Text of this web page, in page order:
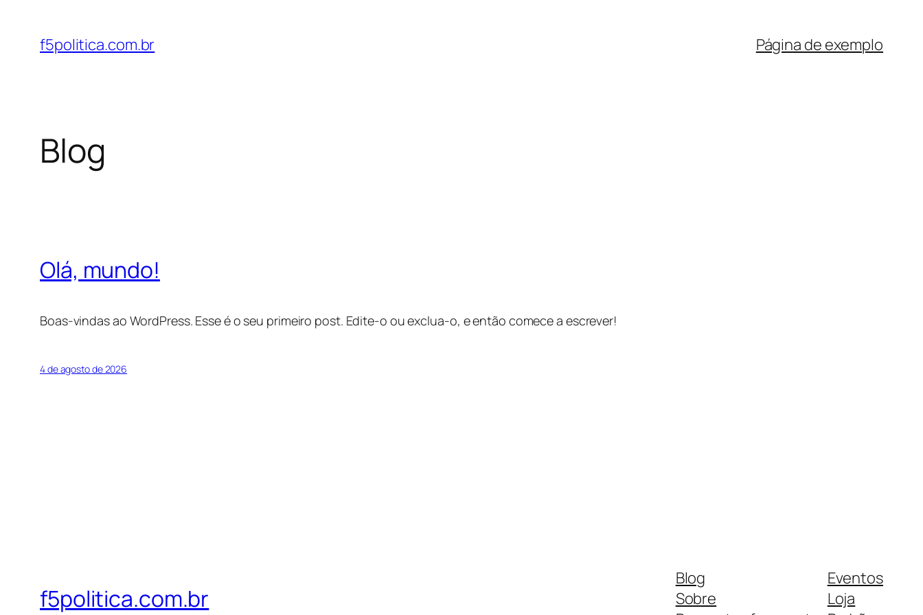
f5politica.com.br Página de exemplo
Blog
Olá, mundo!
Boas-vindas ao WordPress. Esse é o seu primeiro post. Edite-o ou exclua-o, e então comece a escrever!
4 de agosto de 2026
f5politica.com.br
Blog
Sobre
Eventos
Loja